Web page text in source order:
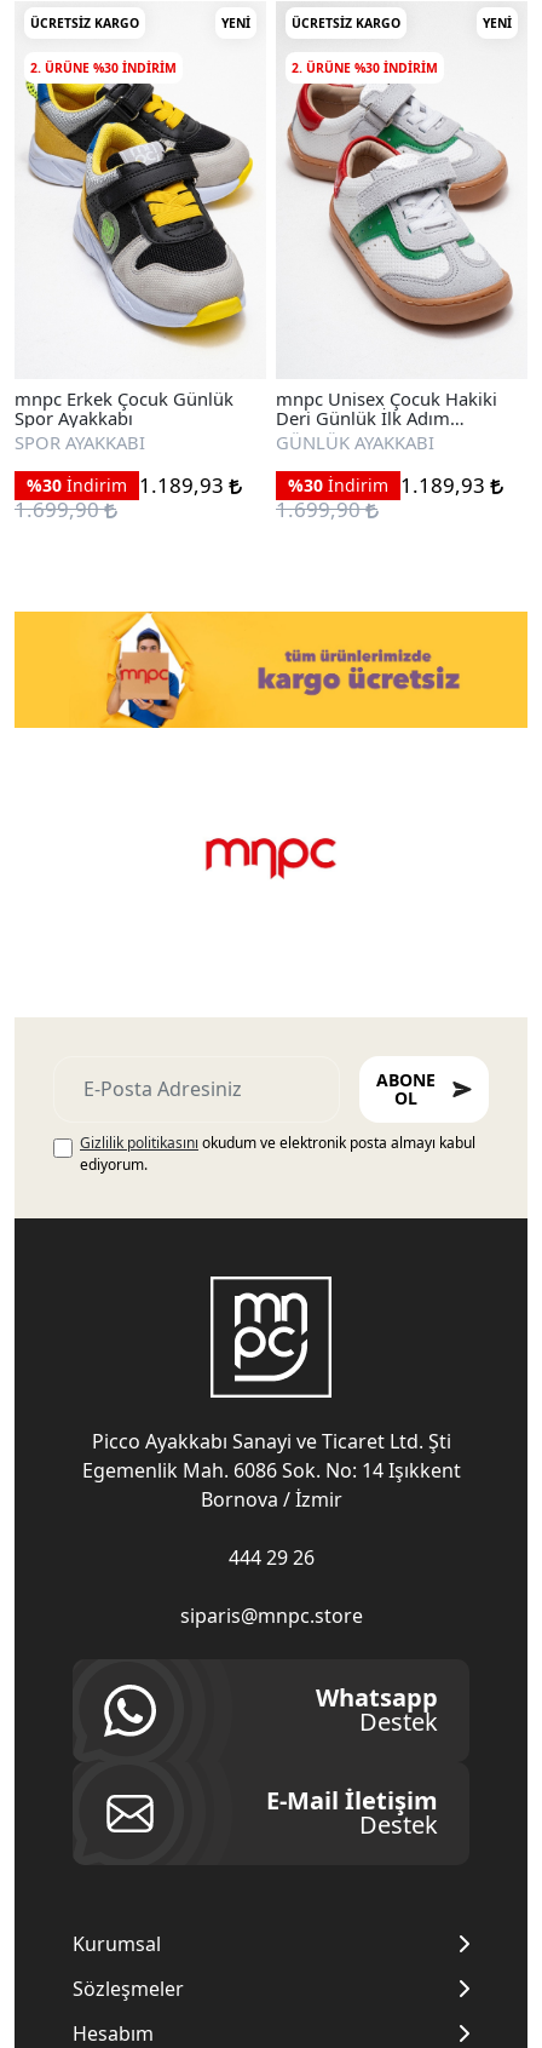
ÜCRETSIZ KARGO YENI
2. ÜRÜNE %30 INDIRIM
mnpc Erkek Çocuk Günlük
Spor Ayakkabı
SPOR AYAKKABI
%30 İndirim
1.189,93
1.699,90
ÜCRETSIZ KARGO YENI
2. ÜRÜNE %30 INDIRIM
mnpc Unisex Çocuk Hakiki
Deri Günlük İlk Adım
Ayakkabı
GÜNLÜK AYAKKABI
%30 İndirim
1.189,93
1.699,90
ABONE
OL
Gizlilik politikasını okudum ve elektronik posta almayı kabul
ediyorum.
Picco Ayakkabı Sanayi ve Ticaret Ltd. Şti
Egemenlik Mah. 6086 Sok. No: 14 Işıkkent
Bornova / İzmir
444 29 26
siparis@mnpc.store
Whatsapp
Destek
E-Mail İletişim
Destek
Kurumsal
Sözleşmeler
Hesabım